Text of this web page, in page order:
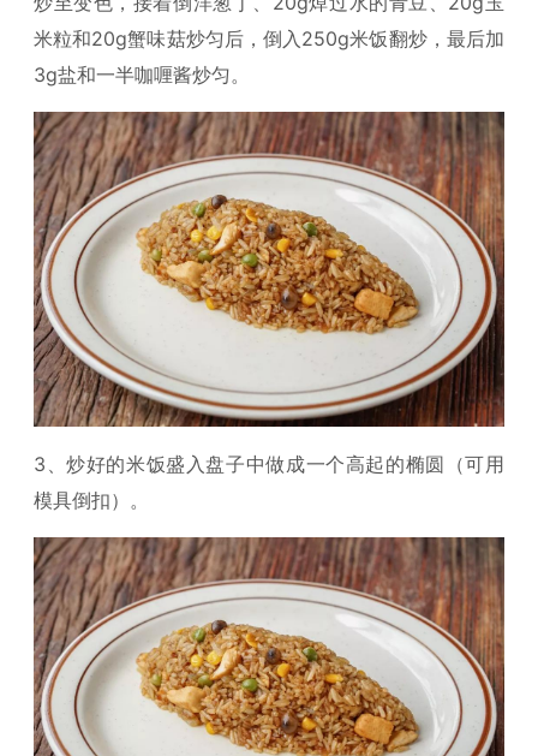
米粒和20g蟹味菇炒匀后，倒入250g米饭翻炒，最后加
3g盐和一半咖喱酱炒匀。
3、炒好的米饭盛入盘子中做成一个高起的椭圆（可用
模具倒扣）。